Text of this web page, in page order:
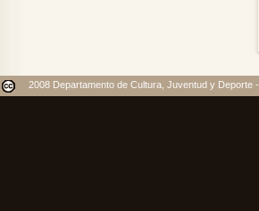
2008 Departamento de Cultura, Juventud y Deporte